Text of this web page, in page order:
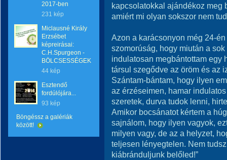
2017-ben
231 kép
Miclausné Király
Erzsébet
képreirásai:
C.H.Spurgeon -
BÖLCSESSÉGEK
44 kép
Esztendő
fordúlójára...
93 kép
Böngéssz a galériák
között!
kapcsolatokkal ajándékoz meg
amiért mi olyan sokszor nem
Azon a karácsonyon még 24-
szomorúság, hogy miután a
indulatosan megbántottam egy
társul szegődve az öröm és az
Szántam-bántam, hogy ilyen
az érzéseimen, hamar
szeretek, durva tudok lenni,
Amikor bocsánatot kértem a
sajnálom, hogy ilyen vagyok,
milyen vagy, de az a helyzet,
teljesen lényegtelen. Nem
kiábránduljunk belőled!”